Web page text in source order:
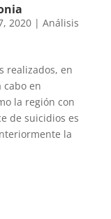
2020| Análisis
realizados, en
cabo en
la región con
de suicidios es
la